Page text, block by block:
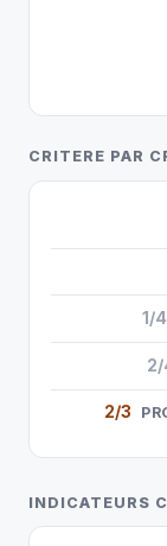
CRITERE PAR
1/4
2/
2/3
INDICATEURS